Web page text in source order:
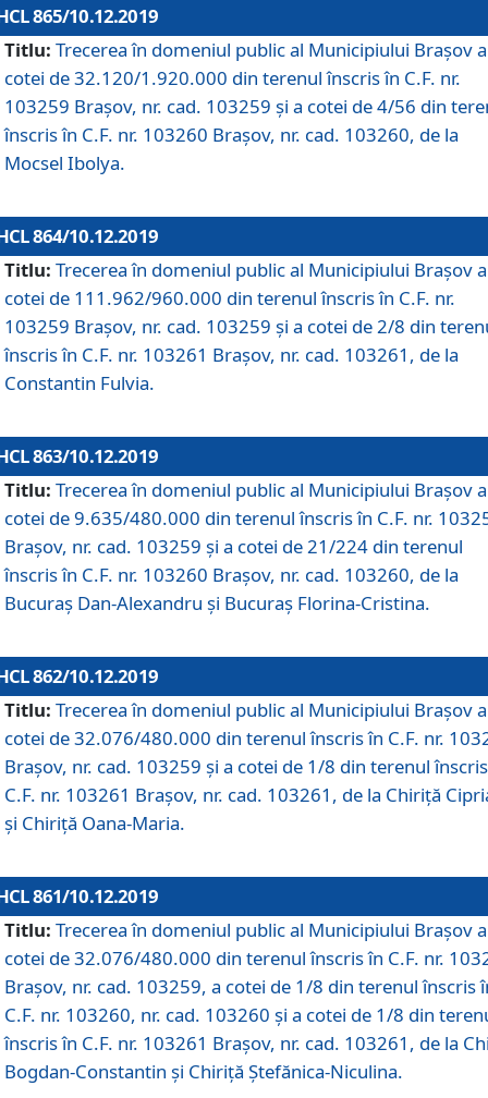
865/10.12.2019
Titlu: Trecerea în domeniul public al Municipiului Braşov a
cotei de 32.120/1.920.000 din terenul înscris în C.F. nr.
103259 Brașov, nr. cad. 103259 și a cotei de 4/56 din
înscris în C.F. nr. 103260 Brașov, nr. cad. 103260, de la
Mocsel Ibolya.
864/10.12.2019
Titlu: Trecerea în domeniul public al Municipiului Braşov a
cotei de 111.962/960.000 din terenul înscris în C.F. nr.
103259 Brașov, nr. cad. 103259 și a cotei de 2/8 din
înscris în C.F. nr. 103261 Brașov, nr. cad. 103261, de la
Constantin Fulvia.
863/10.12.2019
Titlu: Trecerea în domeniul public al Municipiului Braşov a
cotei de 9.635/480.000 din terenul înscris în C.F. nr.
Brașov, nr. cad. 103259 și a cotei de 21/224 din terenul
înscris în C.F. nr. 103260 Brașov, nr. cad. 103260, de la
Bucuraș Dan-Alexandru și Bucuraș Florina-Cristina.
862/10.12.2019
Titlu: Trecerea în domeniul public al Municipiului Braşov a
cotei de 32.076/480.000 din terenul înscris în C.F. nr.
Brașov, nr. cad. 103259 și a cotei de 1/8 din terenul
C.F. nr. 103261 Brașov, nr. cad. 103261, de la Chiriță
și Chiriță Oana-Maria.
861/10.12.2019
Titlu: Trecerea în domeniul public al Municipiului Braşov a
cotei de 32.076/480.000 din terenul înscris în C.F. nr.
Brașov, nr. cad. 103259, a cotei de 1/8 din terenul înscris
C.F. nr. 103260, nr. cad. 103260 și a cotei de 1/8 din
înscris în C.F. nr. 103261 Brașov, nr. cad. 103261, de la
Bogdan-Constantin și Chiriță Ștefănica-Niculina.